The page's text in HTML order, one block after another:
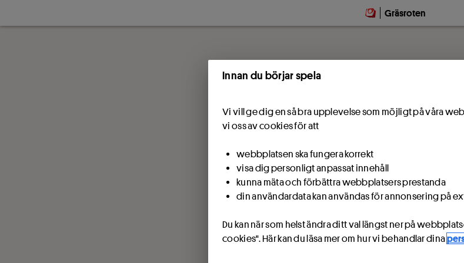
Gräsroten
Innan du börjar spela
Vi vill ge dig en så bra upplevelse som möjligt på våra
vi oss av cookies för att
webbplatsen ska fungera korrekt
visa dig personligt anpassat innehåll
kunna mäta och förbättra webbplatsers prestanda
din användardata kan användas för annonsering på
Du kan när som helst ändra ditt val längst ner på
cookies". Här kan du läsa mer om hur vi behandlar dina